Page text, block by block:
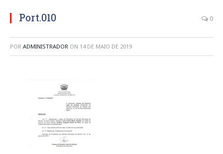
Port.010 0
POR ADMINISTRADOR ON 14 DE MAIO DE 2019